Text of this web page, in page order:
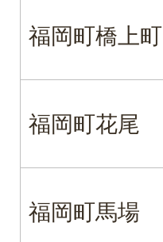
福岡町橋上町
福岡町花尾
福岡町馬場